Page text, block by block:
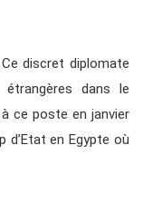
discret diplomate
dans le
ce poste en janvier
d’Etat en Egypte où